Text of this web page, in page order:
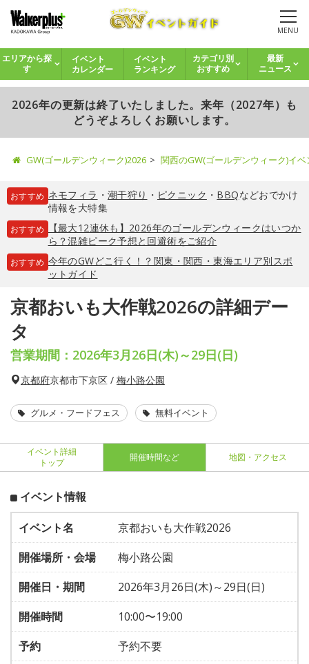
MENU
エリアから探
す
イベント
カレンダー
イベント
ランキング
カテゴリ別
おすすめ
最新
ニュース
2026年の更新は終了いたしました。来年（2027年）も
どうぞよろしくお願いします。
GW(ゴールデンウィーク)2026 関西のGW(ゴールデンウィーク)イ
おすすめ ネモフィラ ・ 潮干狩り ・ ピクニック ・ BBQなどおでかけ
情報を大特集
おすすめ
【最大12連休も】2026年のゴールデンウィークはいつか
ら？混雑ピーク予想と回避術をご紹介
おすすめ 今年のGWどこ行く！？関東・関西・東海エリア別スポ
ットガイド
京都おいも大作戦2026の詳細デー
タ
営業期間：2026年3月26日(木)～29日(日)
京都府京都市下京区 / 梅小路公園
グルメ・フードフェス 無料イベント
イベント詳細
トップ
開催時間など 地図・アクセス
イベント情報
イベント名
京都おいも大作戦2026
開催場所・会場
梅小路公園
開催日・期間
2026年3月26日(木)～29日(日)
開催時間
10:00〜19:00
予約
予約不要